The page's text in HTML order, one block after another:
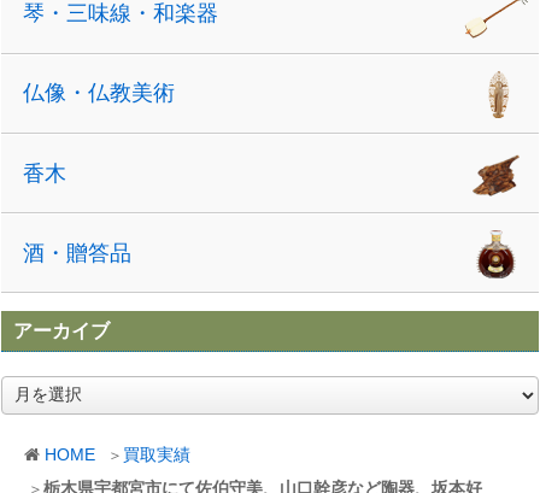
HOME
買取実績
栃木県宇都宮市にて佐伯守美、山口幹彦など陶器、坂本好
琴・三味線・和楽器
仏像・仏教美術
香木
酒・贈答品
アーカイブ
ア
ー